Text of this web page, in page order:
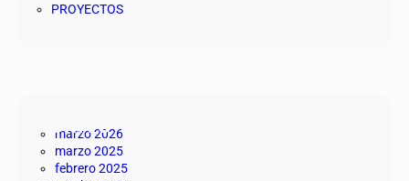
PROYECTOS
Archivo
marzo 2026
marzo 2025
febrero 2025